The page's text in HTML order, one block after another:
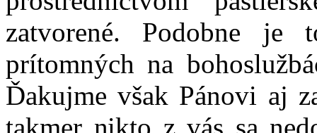
zatvorené. Podobne je
prítomných na
Ďakujme však Pánovi aj
takmer nikto z vás sa